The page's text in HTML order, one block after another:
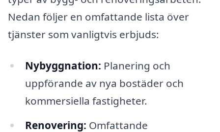
Nedan följer en omfattande lista över
tjänster som vanligtvis erbjuds:
Nybyggnation: Planering och
uppförande av nya bostäder och
kommersiella fastigheter.
Renovering: Omfattande